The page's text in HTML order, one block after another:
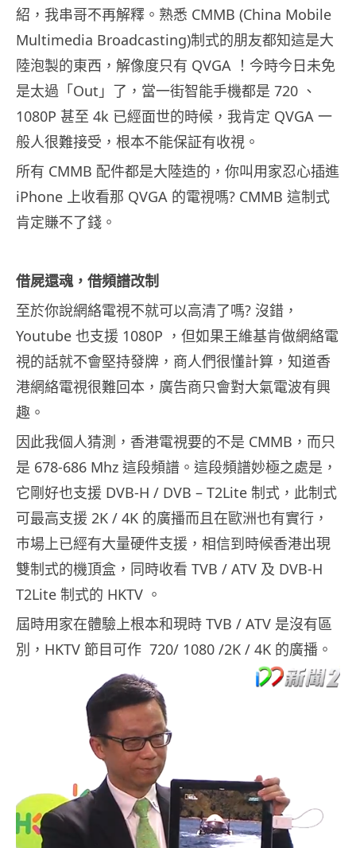
紹，我串哥不再解釋。熟悉 CMMB (China Mobile
Multimedia Broadcasting)制式的朋友都知這是大
陸泡製的東西，解像度只有 QVGA ！今時今日未免
是太過「Out」了，當一街智能手機都是 720 、
1080P 甚至 4k 已經面世的時候，我肯定 QVGA 一
般人很難接受，根本不能保証有收視。
所有 CMMB 配件都是大陸造的，你叫用家忍心插進
iPhone 上收看那 QVGA 的電視嗎? CMMB 這制式
肯定賺不了錢。
借屍還魂，借頻譜改制
至於你說網絡電視不就可以高清了嗎? 沒錯，
Youtube 也支援 1080P ，但如果王維基肯做網絡電
視的話就不會堅持發牌，商人們很懂計算，知道香
港網絡電視很難回本，廣告商只會對大氣電波有興
趣。
因此我個人猜測，香港電視要的不是 CMMB，而只
是 678-686 Mhz 這段頻譜。這段頻譜妙極之處是，
它剛好也支援 DVB-H / DVB – T2Lite 制式，此制式
可最高支援 2K / 4K 的廣播而且在歐洲也有實行，
巿場上已經有大量硬件支援，相信到時候香港出現
雙制式的機頂盒，同時收看 TVB / ATV 及 DVB-H
T2Lite 制式的 HKTV 。
屆時用家在體驗上根本和現時 TVB / ATV 是沒有區
別，HKTV 節目可作 720/ 1080 /2K / 4K 的廣播。